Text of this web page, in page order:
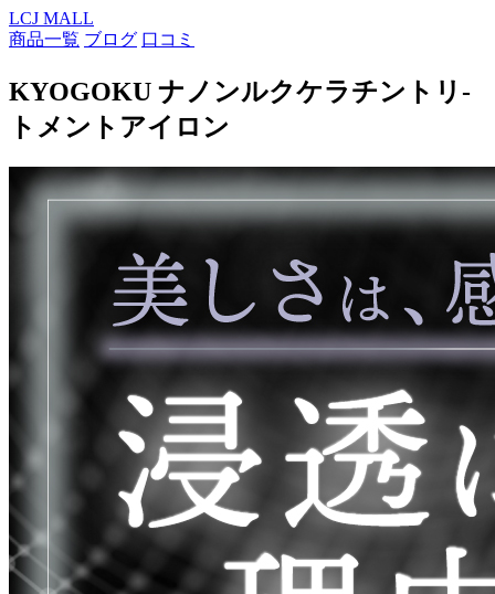
LCJ MALL
商品一覧 ブログ 口コミ
KYOGOKU ナノンルクケラチントリ-
トメントアイロン